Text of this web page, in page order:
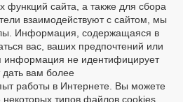
сайта Аrtes
Адрес: 220002, РБ, г.Минск, ул.
д.44, корп.2, пом.007
регистрации № 192463346 от 14.07.2023 выдано
горисполкомом
зарегистрирован в Торговом реестре РБ
от 09.11.2015
функций сайта, а также для сбора
взаимодействуют с сайтом, мы
Информация, содержащаяся в
вас, ваших предпочтений или
информация не идентифицирует
вам более
работы в Интернете. Вы можете
некоторых типов файлов cookies.